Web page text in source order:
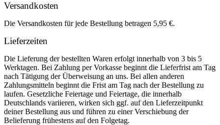
Versandkosten
Die Versandkosten für jede Bestellung betragen 5,95 €.
Lieferzeiten
Die Lieferung der bestellten Waren erfolgt innerhalb von 3 bis 5
Werktagen. Bei Zahlung per Vorkasse beginnt die Lieferfrist am Tag
nach Tätigung der Überweisung an uns. Bei allen anderen
Zahlungsmitteln beginnt die Frist am Tag nach der Bestellung zu
laufen. Gesetzliche Feiertage und Feiertage, die innerhalb
Deutschlands variieren, wirken sich ggf. auf den Lieferzeitpunkt
deiner Bestellung aus und führen zu einer Verschiebung der
Belieferung frühestens auf den Folgetag.